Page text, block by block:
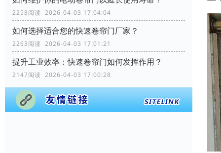
2258阅读 2026-04-03 17:04:04
如何选择适合您的快速卷帘门厂家？
2263阅读 2026-04-03 17:01:21
提升工业效率：快速卷帘门如何发挥作用？
2147阅读 2026-04-03 17:00:28